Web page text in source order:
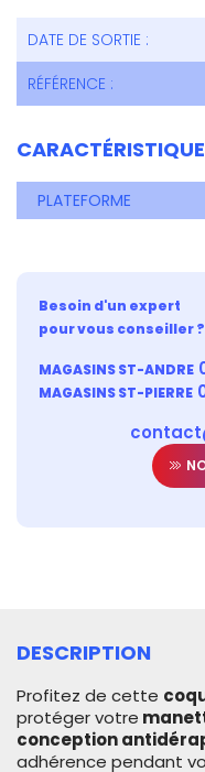
DATE DE SORTIE :
RÉFÉRENCE :
PLATEFORME
Besoin d'un expert
pour vous conseiller ?
MAGASINS ST-ANDRE
MAGASINS ST-PIERRE
DESCRIPTION
Profitez de cette
protéger votre
conception
adhérence pendant